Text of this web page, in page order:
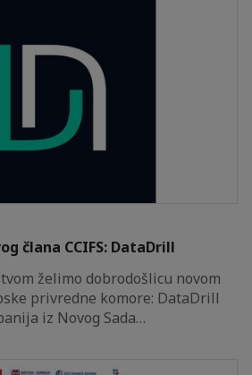
člana CCIFS: DataDrill
želimo dobrodošlicu novom
privredne komore: DataDrill
iz Novog Sada…